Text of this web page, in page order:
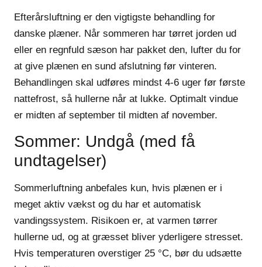
Efterårsluftning er den vigtigste behandling for
danske plæner. Når sommeren har tørret jorden ud
eller en regnfuld sæson har pakket den, lufter du for
at give plænen en sund afslutning før vinteren.
Behandlingen skal udføres mindst 4-6 uger før første
nattefrost, så hullerne når at lukke. Optimalt vindue
er midten af september til midten af november.
Sommer: Undgå (med få
undtagelser)
Sommerluftning anbefales kun, hvis plænen er i
meget aktiv vækst og du har et automatisk
vandingssystem. Risikoen er, at varmen tørrer
hullerne ud, og at græsset bliver yderligere stresset.
Hvis temperaturen overstiger 25 °C, bør du udsætte